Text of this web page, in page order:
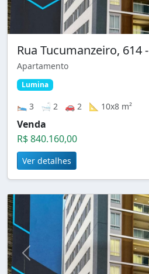
Rua Tucumanzeiro, 614 -
Apartamento
Lumina
🛌 3 🛁 2 🚗 2 📐 10x8 m²
Venda
R$ 840.160,00
Ver detalhes